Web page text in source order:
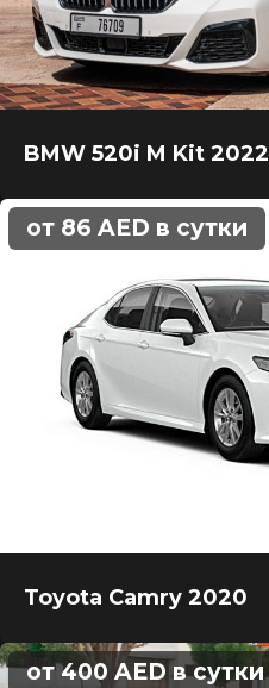
BMW 520i M Kit 2022
Toyota Camry 2020
от 86 AED в сутки
от 400 AED в сутки